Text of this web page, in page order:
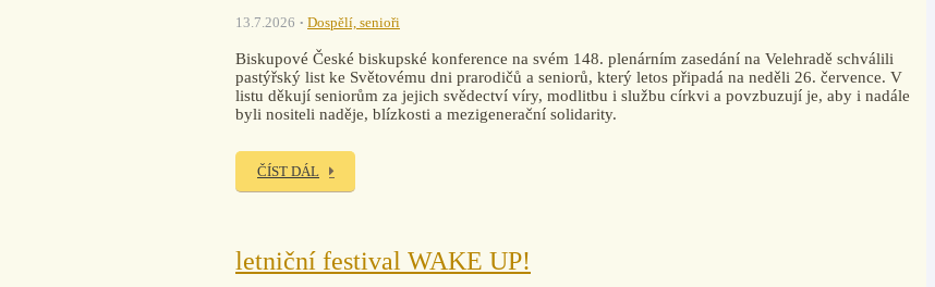
13.7.2026 Dospělí, senioři
Biskupové České biskupské konference na svém 148. plenárním zasedání na Velehradě schválili
pastýřský list ke Světovému dni prarodičů a seniorů, který letos připadá na neděli 26. července. V
listu děkují seniorům za jejich svědectví víry, modlitbu i službu církvi a povzbuzují je, aby i nadále
byli nositeli naděje, blízkosti a mezigenerační solidarity.
ČÍST DÁL
letniční festival WAKE UP!